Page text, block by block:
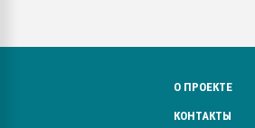
О ПРОЕКТЕ
КОНТАКТЫ